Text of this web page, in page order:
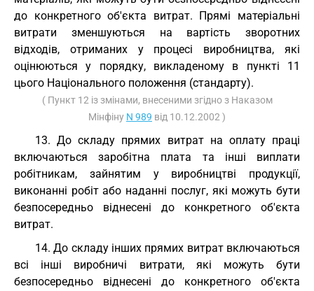
до конкретного об'єкта витрат. Прямі матеріальні
витрати зменшуються на вартість зворотних
відходів, отриманих у процесі виробництва, які
оцінюються у порядку, викладеному в пункті 11
цього Національного положення (стандарту).
( Пункт 12 із змінами, внесеними згідно з Наказом
Мінфіну N 989 від 10.12.2002 )
13. До складу прямих витрат на оплату праці
включаються заробітна плата та інші виплати
робітникам, зайнятим у виробництві продукції,
виконанні робіт або наданні послуг, які можуть бути
безпосередньо віднесені до конкретного об'єкта
витрат.
14. До складу інших прямих витрат включаються
всі інші виробничі витрати, які можуть бути
безпосередньо віднесені до конкретного об'єкта